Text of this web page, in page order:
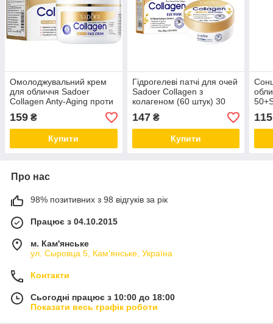
Омолоджувальний крем
для обличчя Sadoer
Collagen Anty-Aging проти
старіння шкіри 100 g
159 ₴
Купити
Гідрогелеві патчі для очей
Sadoer Collagen з
колагеном (60 штук) 30
пар
147₴
Купити
115
Про нас
98% позитивних з 98 відгуків за рік
Працює з 04.10.2015
м. Кам'янське
ул. Сыровца 5, Кам'янське, Україна
Контакти
Сьогодні працює з 10:00 до 18:00
Показати весь графік роботи